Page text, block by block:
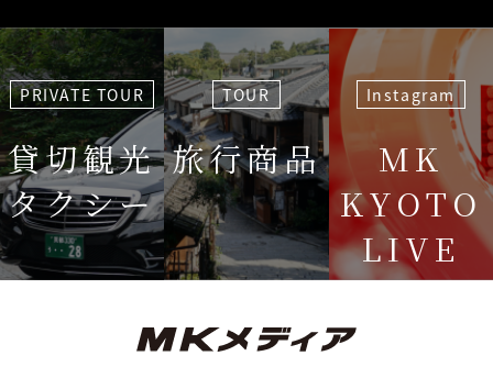
PRIVATE TOUR
貸切観光
タクシー
TOUR
旅行商品
Instagram
MK
KYOTO
LIVE